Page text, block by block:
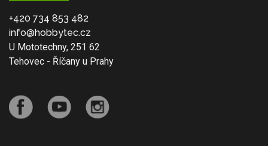
+420 734 853 482
info@hobbytec.cz
U Mototechny, 251 62
Tehovec - Říčany u Prahy